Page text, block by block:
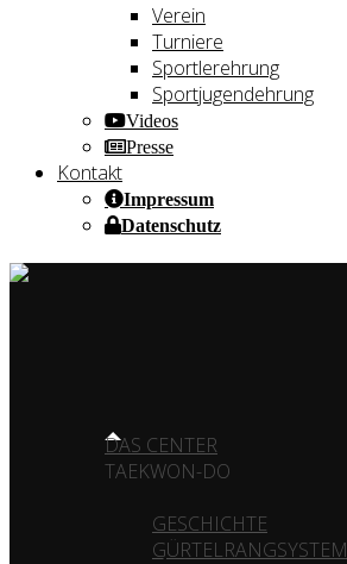
Verein
Turniere
Sportlerehrung
Sportjugendehrung
Videos
Presse
Kontakt
Impressum
Datenschutz
DAS CENTER
TAEKWON-DO
GESCHICHTE
GÜRTELRANGSYSTEM